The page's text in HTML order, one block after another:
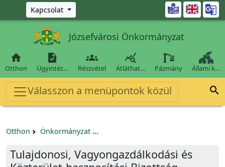
Ugrás a fő tartalomra
Kapcsolat 
Józsefvárosi Önkormányzat

Otthon

Ügyintéz…

Részvétel

Átláthat… Pázmány Állami k…
Válasszon a menüpontok közül 
Otthon Önkormányzat
Tulajdonosi, Vagyongazdálkodási és